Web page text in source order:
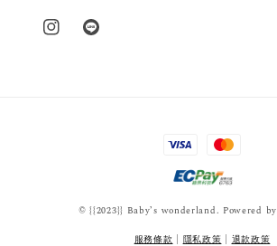
© {{2023}} Baby’s wonderland. Powered by
服務條款
隱私政策 退款政策